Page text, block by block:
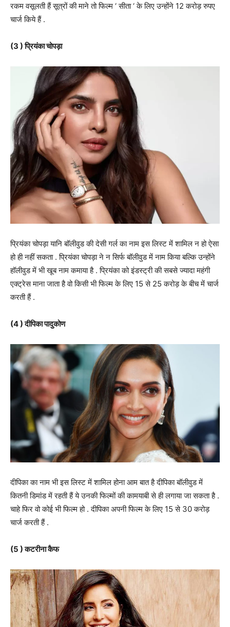
रकम वसूलती हैं सूत्रों की माने तो फिल्म ‘ सीता ‘ के लिए उन्होंने 12 करोड़ रुपए
चार्ज किये हैं .
(3 ) प्रियंका चोपड़ा
प्रियंका चोपड़ा यानि बॉलीवुड की देसी गर्ल का नाम इस लिस्ट में शामिल न हो ऐसा
हो ही नहीं सकता . प्रियंका चोपड़ा ने न सिर्फ बॉलीवुड में नाम किया बल्कि उन्होंने
हॉलीवुड में भी खूब नाम कमाया है . प्रियंका को इंडस्ट्री की सबसे ज्यादा महंगी
एक्ट्रेस माना जाता है वो किसी भी फिल्म के लिए 15 से 25 करोड़ के बीच में चार्ज
करती हैं .
(4 ) दीपिका पादुकोण
दीपिका का नाम भी इस लिस्ट में शामिल होना आम बात है दीपिका बॉलीवुड में
कितनी डिमांड में रहती हैं ये उनकी फिल्मों की कामयाबी से ही लगाया जा सकता है .
चाहे फिर वो कोई भी फिल्म हो . दीपिका अपनी फिल्म के लिए 15 से 30 करोड़
चार्ज करती हैं .
(5 ) कटरीना कैफ